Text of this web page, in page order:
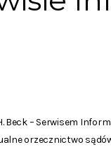
Beck – Serwisem
orzecznictwo